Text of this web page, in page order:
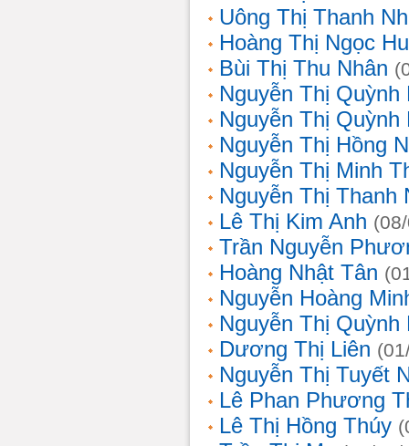
Uông Thị Thanh
Hoàng Thị Ngọc
Bùi Thị Thu Nhân
Nguyễn Thị Quỳnh
Nguyễn Thị Quỳnh
Nguyễn Thị Hồng
Nguyễn Thị Minh
Nguyễn Thị Thanh
Lê Thị Kim Anh
Trần Nguyễn
Hoàng Nhật Tân
Nguyễn Hoàng
Nguyễn Thị Quỳnh
Dương Thị Liên
Nguyễn Thị Tuyết
Lê Phan Phương
Lê Thị Hồng Thúy